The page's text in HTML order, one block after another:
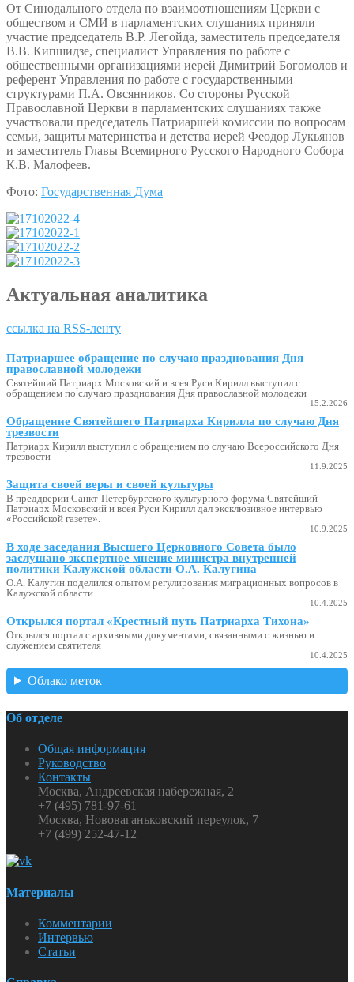
От Синодального отдела по взаимоотношениям Церкви с
обществом и СМИ в парламентских слушаниях приняли
участие председатель В.Р. Легойда, заместитель председателя
В.В. Кипшидзе, специалист Управления по работе с
общественными организациями иерей Димитрий Богомолов и
референт Управления по работе с государственными
структурами П.А. Овсянников. Со стороны Русской
Православной Церкви в парламентских слушаниях также
участвовали председатель Патриаршей комиссии по вопросам
семьи, защиты материнства и детства иерей Феодор Лукьянов
и заместитель Главы Всемирного Русского Народного Собора
К.В. Малофеев.
Фото: Государственная Дума
Актуальная аналитика
ссылка на RSS-ленту
Патриаршее обращение по случаю празднования Дня
православной молодежи
Святейший Патриарх Московский и всея Руси Кирилл выступил с
обращением по случаю празднования Дня православной молодежи
15.2.2026
Обращение Святейшего Патриарха Кирилла по случаю Дня
трезвости
Патриарх Кирилл выступил с обращением по случаю Всероссийского Дня
трезвости
11.9.2025
Защита своей веры и своей культуры
В преддверии Санкт-Петербургского культурного форума Святейший
Патриарх Московский и всея Руси Кирилл дал эксклюзивное интервью
«Российской газете».
10.9.2025
В ходе заседания Высшего Церковного Совета было
заслушано экспертное мнение министра внутренней
политики Калужской области О.А. Калугина
О.А. Калугин поделился опытом регулирования миграционных вопросов в
Калужской области
10.4.2025
Открылся портал «Крестный путь Патриарха Тихона»
Открылся портал с архивными документами, связанными с жизнью и
служением святителя
10.4.2025
Облако меток
Об отделе
Общая информация
Руководство
Контакты
Москва, Андреевская набережная, 2
+7 (495) 781-97-61
Москва, Нововаганьковский переулок, 7
+7 (499) 252-47-12
Материалы
Комментарии
Интервью
Статьи